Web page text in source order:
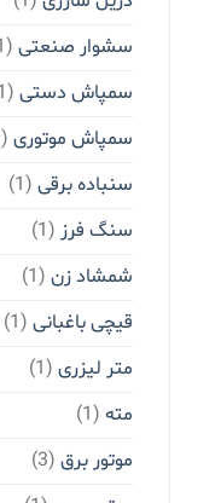
سشوار صنعتی (1)
سمپاش دستی (1)
سمپاش موتوری (1)
سنباده برقی (1)
سنگ فرز (1)
شمشاد زن (1)
قیچی باغبانی (1)
متر لیزری (1)
مته (1)
موتور برق (3)